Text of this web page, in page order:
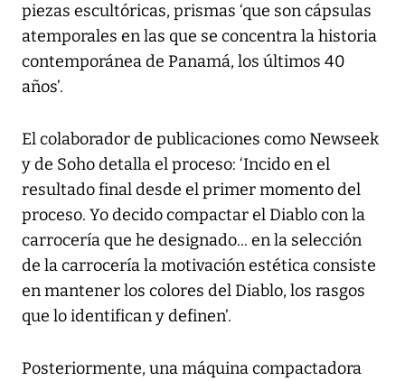
piezas escultóricas, prismas ‘que son cápsulas
atemporales en las que se concentra la historia
contemporánea de Panamá, los últimos 40
años’.
El colaborador de publicaciones como Newseek
y de Soho detalla el proceso: ‘Incido en el
resultado final desde el primer momento del
proceso. Yo decido compactar el Diablo con la
carrocería que he designado... en la selección
de la carrocería la motivación estética consiste
en mantener los colores del Diablo, los rasgos
que lo identifican y definen’.
Posteriormente, una máquina compactadora